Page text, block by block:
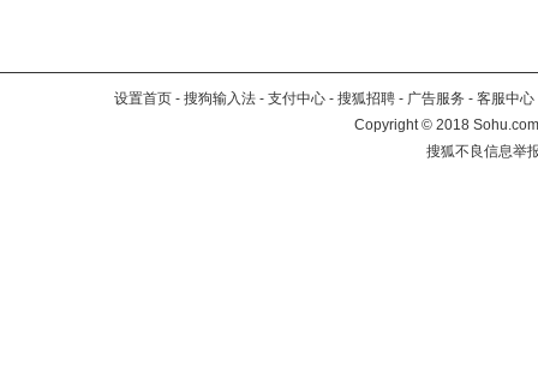
设置首页 - 搜狗输入法 - 支付中心 - 搜狐招聘 - 广告服务 - 客服中心
Copyright©2018
搜狐不良信息举